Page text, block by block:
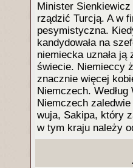
Minister
rządzić Turcją. A w
pesymistyczna.
kandydowała na
niemiecka uznała ją
świecie. Niemieccy
znacznie więcej
Niemczech.
Niemczech
wuja, Sakipa, który
w tym kraju należy